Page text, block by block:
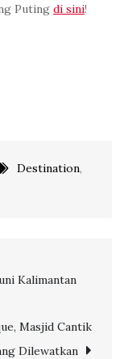
Puting di sini!
Destination,
Kalimantan
Masjid Cantik
Dilewatkan